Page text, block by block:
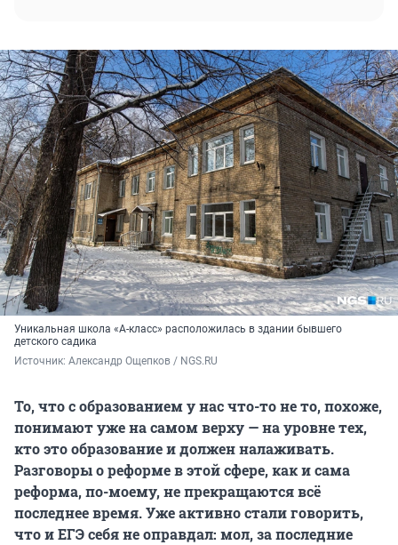
Уникальная школа «А-класс» расположилась в здании бывшего
детского садика
Источник: Александр Ощепков / NGS.RU
То, что с образованием у нас что-то не то, похоже,
понимают уже на самом верху — на уровне тех,
кто это образование и должен налаживать.
Разговоры о реформе в этой сфере, как и сама
реформа, по-моему, не прекращаются всё
последнее время. Уже активно стали говорить,
что и ЕГЭ себя не оправдал: мол, за последние